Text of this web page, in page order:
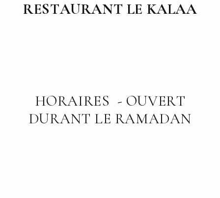
RESTAURANT LE KALAA
HORAIRES - OUVERT
DURANT LE RAMADAN